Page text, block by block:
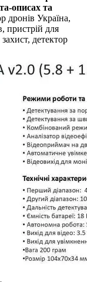
описах та
дронів Україна,
пристрій для
детектор